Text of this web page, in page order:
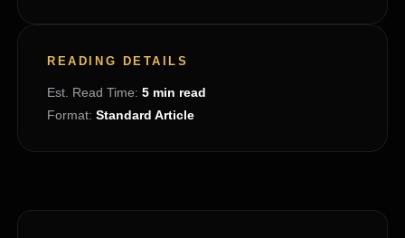
READING DETAILS
Est. Read Time:5 min read
Format:Standard Article